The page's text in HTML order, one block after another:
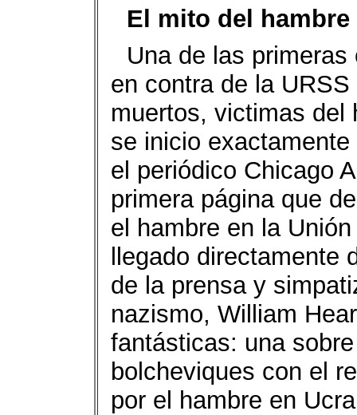
El mito del hambre
Una de las
en contra de la
muertos, victimas del
se inicio
el periódico Chicago
primera página que
el hambre en la
llegado
de la prensa y
nazismo, William
fantásticas: una
bolcheviques con el
por el hambre en